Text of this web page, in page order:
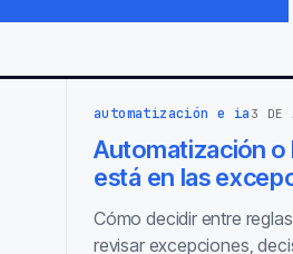
automatización e ia 3 DE
Automatización o
está en las
Cómo decidir entre
revisar excepciones,